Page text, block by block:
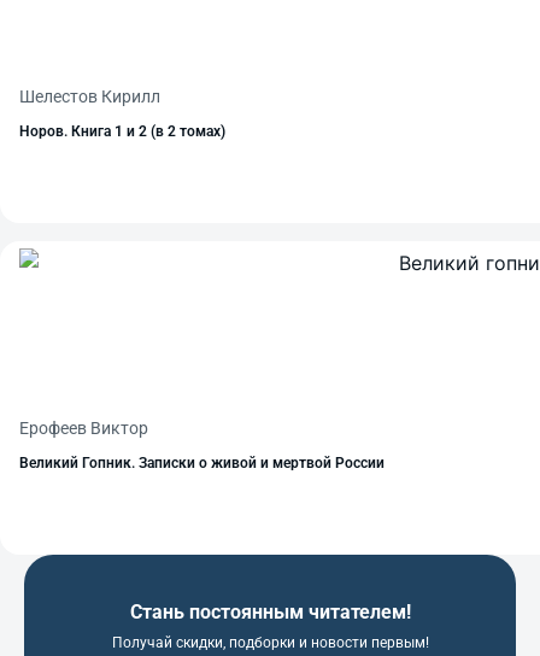
Шелестов Кирилл
Норов. Книга 1 и 2 (в 2 томах)
Ерофеев Виктор
Великий Гопник. Записки о живой и мертвой России
Стань постоянным читателем!
Получай скидки, подборки и новости первым!